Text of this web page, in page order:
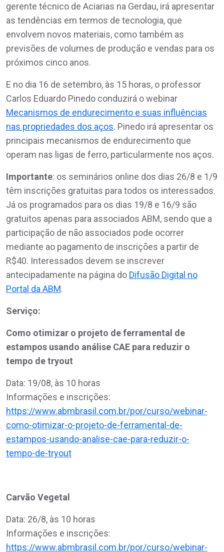
gerente técnico de Aciarias na Gerdau, irá apresentar
as tendências em termos de tecnologia, que
envolvem novos materiais, como também as
previsões de volumes de produção e vendas para os
próximos cinco anos.
E no dia 16 de setembro, às 15 horas, o professor
Carlos Eduardo Pinedo conduzirá o webinar
Mecanismos de endurecimento e suas influências
nas propriedades dos aços. Pinedo irá apresentar os
principais mecanismos de endurecimento que
operam nas ligas de ferro, particularmente nos aços.
Importante: os seminários online dos dias 26/8 e 1/9
têm inscrições gratuitas para todos os interessados.
Já os programados para os dias 19/8 e 16/9 são
gratuitos apenas para associados ABM, sendo que a
participação de não associados pode ocorrer
mediante ao pagamento de inscrições a partir de
R$40. Interessados devem se inscrever
antecipadamente na página do Difusão Digital no
Portal da ABM.
Serviço:
Como otimizar o projeto de ferramental de
estampos usando análise CAE para reduzir o
tempo de tryout
Data: 19/08, às 10 horas
Informações e inscrições:
https://www.abmbrasil.com.br/por/curso/webinar-
como-otimizar-o-projeto-de-ferramental-de-
estampos-usando-analise-cae-para-reduzir-o-
tempo-de-tryout
Carvão Vegetal
Data: 26/8, às 10 horas
Informações e inscrições:
https://www.abmbrasil.com.br/por/curso/webinar-